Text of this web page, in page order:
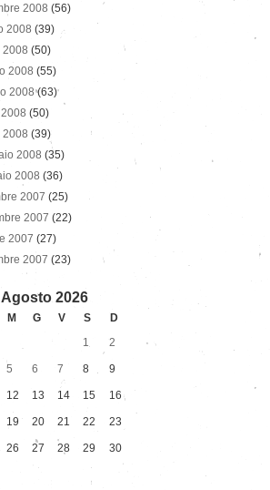
2008 (56)
2008 (39)
2008 (50)
2008 (55)
2008(63)
(50)
2008 (39)
2008 (35)
2008 (36)
2007 (25)
2007 (22)
2007 (27)
2007 (23)
Agosto 2026
M G V S
D
1
2
5 6 7 8 9
12 13 14 15 16
19 20 21 22 23
26 27 28 29 30